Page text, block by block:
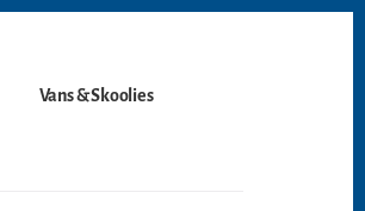
Vans & Skoolies